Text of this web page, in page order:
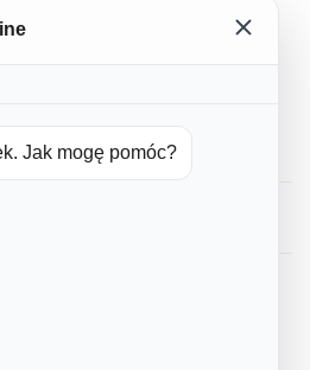
barwniki spożywcze
Jak mogę pomóc?